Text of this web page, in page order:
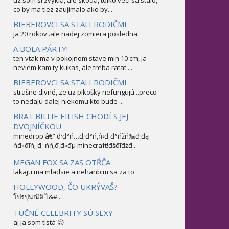
co by ma tiez zaujimalo ako by...
BIEBEROVCI SA STALI RODIČMI
ja 20 rokov..ale nadej zomiera posledna
A BOLA PÁRTY!
ten vtak ma v pokojnom stave min 10 cm, ja
neviem kam ty kukas, ale treba ratat ...
BIEBEROVCI SA STALI RODIČMI
strašne divné, ze uz pikošky nefungujú...preco
to nedaju dalej niekomu kto bude ...
BRAT BILLIE EILISH CHODÍ S JEJ
DVOJNÍČKOU
minedrop â€” đ·đ°ń…đ˛đ°ń‚ń‹đ˛đ°ńžń‰đ¸đą
ńđ»đľń‚ đ˛ ńń‚đ¸đ»đµ minecraft!đšđľđżđ...
MEGAN FOX SA ZAS OTŔČA
lakaju ma mladsie a nehanbim sa za to
HOLLYWOOD, ČO UKRÝVAŠ?
โปรปุนณัติ ไ&#...
TUČNÉ CELEBRITY SÚ SEXY
aj ja som tlstá 😊